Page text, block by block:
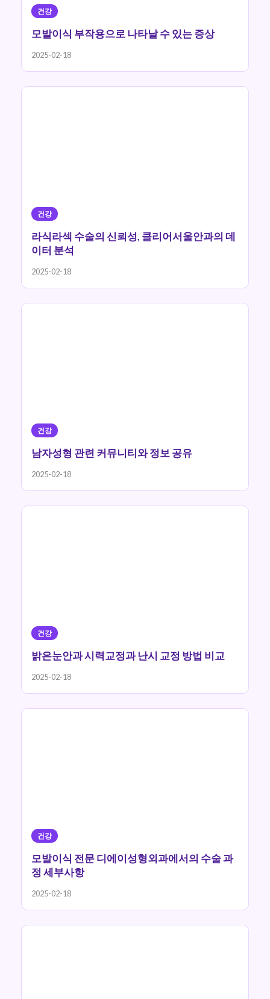
건강
모발이식 부작용으로 나타날 수 있는 증상
2025-02-18
건강
라식라섹 수술의 신뢰성, 클리어서울안과의 데
이터 분석
2025-02-18
건강
남자성형 관련 커뮤니티와 정보 공유
2025-02-18
건강
밝은눈안과 시력교정과 난시 교정 방법 비교
2025-02-18
건강
모발이식 전문 디에이성형외과에서의 수술 과
정 세부사항
2025-02-18